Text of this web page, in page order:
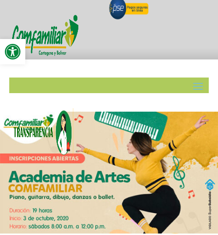
Abrir barra de herramientas